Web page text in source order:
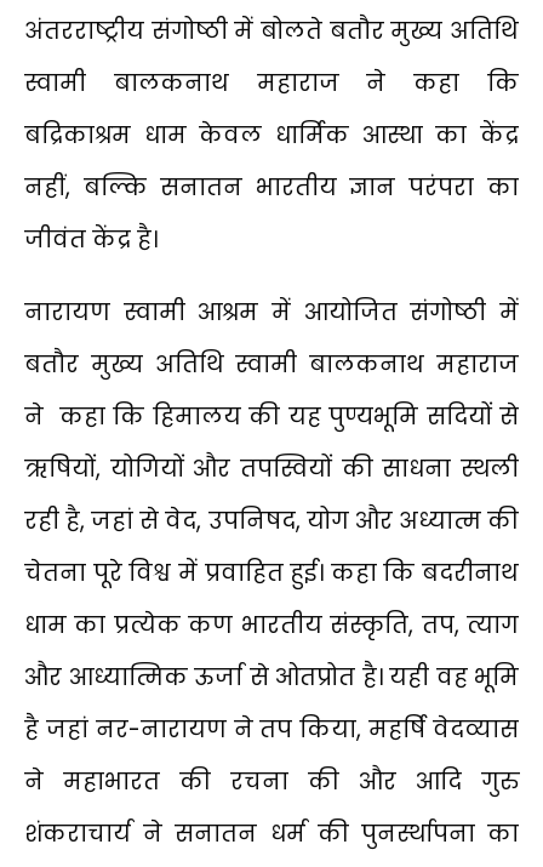
अंतरराष्ट्रीय संगोष्ठी में बोलते बतौर मुख्य अतिथि
स्वामी बालकनाथ महाराज ने कहा कि
बद्रिकाश्रम धाम केवल धार्मिक आस्था का केंद्र
नहीं, बल्कि सनातन भारतीय ज्ञान परंपरा का
जीवंत केंद्र है।
नारायण स्वामी आश्रम में आयोजित संगोष्ठी में
बतौर मुख्य अतिथि स्वामी बालकनाथ महाराज
ने कहा कि हिमालय की यह पुण्यभूमि सदियों से
ऋषियों, योगियों और तपस्वियों की साधना स्थली
रही है, जहां से वेद, उपनिषद, योग और अध्यात्म की
चेतना पूरे विश्व में प्रवाहित हुई। कहा कि बदरीनाथ
धाम का प्रत्येक कण भारतीय संस्कृति, तप, त्याग
और आध्यात्मिक ऊर्जा से ओतप्रोत है। यही वह भूमि
है जहां नर-नारायण ने तप किया, महर्षि वेदव्यास
ने महाभारत की रचना की और आदि गुरु
शंकराचार्य ने सनातन धर्म की पुनर्स्थापना का